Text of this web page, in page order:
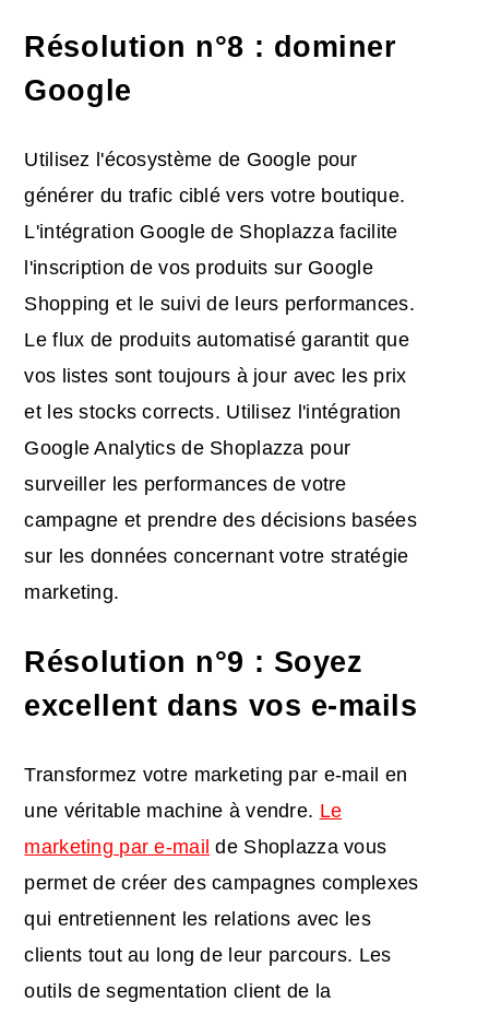
Résolution n°8 : dominer
Google
Utilisez l'écosystème de Google pour
générer du trafic ciblé vers votre boutique.
L'intégration Google de Shoplazza facilite
l'inscription de vos produits sur Google
Shopping et le suivi de leurs performances.
Le flux de produits automatisé garantit que
vos listes sont toujours à jour avec les prix
et les stocks corrects. Utilisez l'intégration
Google Analytics de Shoplazza pour
surveiller les performances de votre
campagne et prendre des décisions basées
sur les données concernant votre stratégie
marketing.
Résolution n°9 : Soyez
excellent dans vos e-mails
Transformez votre marketing par e-mail en
une véritable machine à vendre. Le
marketing par e-mail de Shoplazza vous
permet de créer des campagnes complexes
qui entretiennent les relations avec les
clients tout au long de leur parcours. Les
outils de segmentation client de la